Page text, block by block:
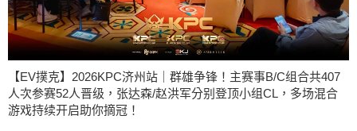
【EV撲克】2026KPC济州站｜群雄争锋！主赛事B/C组合共407
人次参赛52人晋级，张达森/赵洪军分别登顶小组CL，多场混合
游戏持续开启助你摘冠！